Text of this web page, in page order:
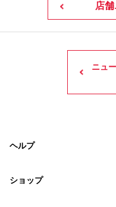
店
ニュ
ヘルプ
ショップ